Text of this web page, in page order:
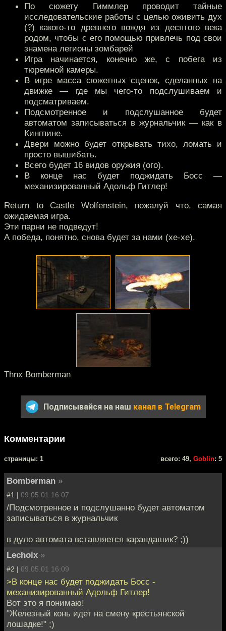
По сюжету Гиммлер проводит тайные
исследовательские работы с целью оживить дух
(?) какого-то древнего вождя из десятого века
родом, чтобы с его помощью привлечь под свои
знамена легионы зомбарей
Игра начинается, конечно же, с побега из
тюремной камеры.
В игре масса сюжетных сценок, сделанных на
движке — где мы чего-то подслушиваем и
подсматриваем.
Подсмотренное и подслушанное будет
автоматом записываться в журнальчик — как в
Кингпине.
Двери можно будет открывать тихо, ломать и
просто вышибать.
Всего будет 16 видов оружия (ого).
В конце нас будет поджидать Босс —
механизированный Адольф Гитлер!
Return to Castle Wolfenstein, пожалуй что, самая
ожидаемая игра.
Эти парни не подведут!
А победа, понятно, снова будет за нами (хе-хе).
Thnx Bomberman
Подписывайся на наш канал в Telegram
Комментарии
cтраницы: 1 всего: 49, Goblin: 5
Bomberman »
#1 | 09.05.01 16:07
/Подсмотренное и подслушанно будет автоматом
записываться в журнальчик
в дуло автомата вставляется карандашик? ;))
Lechoix »
#2 | 09.05.01 16:09
>В конце нас будет поджидать Босс -
механизированный Адольф Гитлер!
Вот это я понимаю!
"Железный конь идет на смену крестьянской
лошадке!" ;)